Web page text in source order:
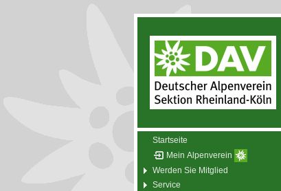
Startseite
Mein Alpenverein
Werden Sie Mitglied
Service